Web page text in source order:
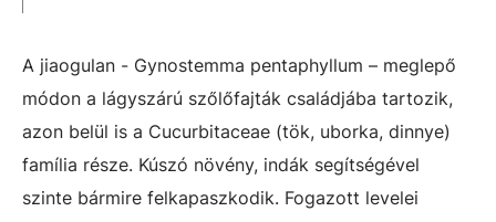
A jiaogulan - Gynostemma pentaphyllum – meglepő
módon a lágyszárú szőlőfajták családjába tartozik,
azon belül is a Cucurbitaceae (tök, uborka, dinnye)
família része. Kúszó növény, indák segítségével
szinte bármire felkapaszkodik. Fogazott levelei